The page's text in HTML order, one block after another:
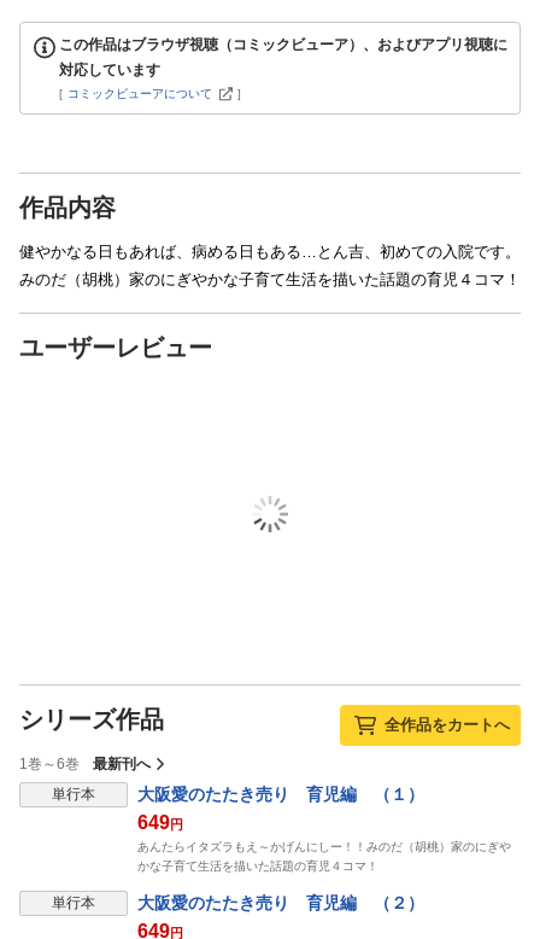
この作品はブラウザ視聴（コミックビューア）、およびアプリ視聴に
対応しています
[ コミックビューアについて ]
作品内容
健やかなる日もあれば、病める日もある…とん吉、初めての入院です。
みのだ（胡桃）家のにぎやかな子育て生活を描いた話題の育児４コマ！
ユーザーレビュー
シリーズ作品 全作品をカートへ
1巻～6巻
最新刊へ
単行本
大阪愛のたたき売り 育児編 （１）
649円
あんたらイタズラもえ～かげんにしー！！みのだ（胡桃）家のにぎや
かな子育て生活を描いた話題の育児４コマ！
単行本 大阪愛のたたき売り 育児編 （２）
649円